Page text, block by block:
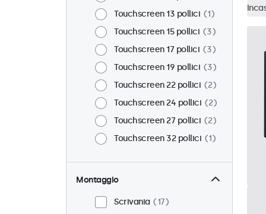
Touchscreen 13 pollici
1
Touchscreen 15 pollici
3
Touchscreen 17 pollici
3
Touchscreen 19 pollici
3
Touchscreen 22 pollici
2
Touchscreen 24 pollici
2
Touchscreen 27 pollici
2
Touchscreen 32 pollici
1
Montaggio
Scrivania
17